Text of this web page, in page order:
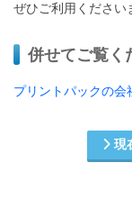
ぜひご利用ください
併せてご覧く
プリントパックの会
現